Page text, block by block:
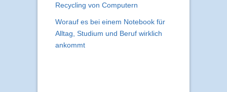
Recycling von Computern
Worauf es bei einem Notebook für
Alltag, Studium und Beruf wirklich
ankommt